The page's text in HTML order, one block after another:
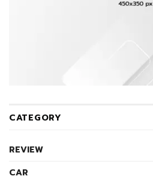
CATEGORY
REVIEW
CAR